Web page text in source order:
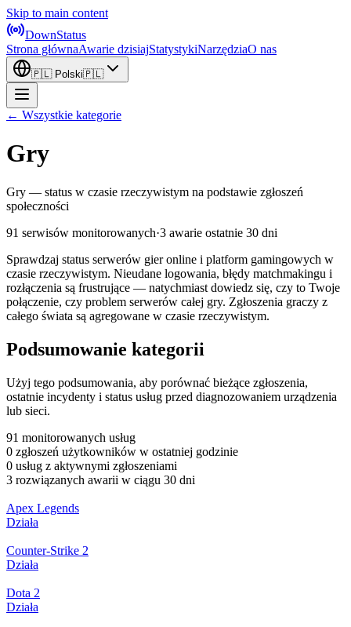
Skip to main content
DownStatus
Strona głównaAwarie dzisiajStatystykiNarzędziaO nas
🇵🇱 Polski🇵🇱
← Wszystkie kategorie
Gry
Gry — status w czasie rzeczywistym na podstawie zgłoszeń
społeczności
91 serwisów monitorowanych·3 awarie ostatnie 30 dni
Sprawdzaj status serwerów gier online i platform gamingowych w
czasie rzeczywistym. Nieudane logowania, błędy matchmakingu i
rozłączenia są frustrujące — natychmiast dowiedz się, czy to Twoje
połączenie, czy problem serwerów całej gry. Zgłoszenia graczy z
całego świata są agregowane w czasie rzeczywistym.
Podsumowanie kategorii
Użyj tego podsumowania, aby porównać bieżące zgłoszenia,
ostatnie incydenty i status usług przed diagnozowaniem urządzenia
lub sieci.
91 monitorowanych usług
0 zgłoszeń użytkowników w ostatniej godzinie
0 usług z aktywnymi zgłoszeniami
3 rozwiązanych awarii w ciągu 30 dni
Apex Legends
Działa
Counter-Strike 2
Działa
Dota 2
Działa